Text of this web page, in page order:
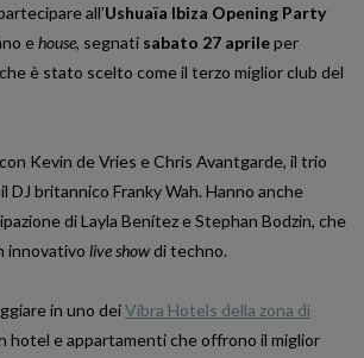
all’Ushuaïa Ibiza Opening Party
ehouse, segnati sabato 27 aprileper
è stato scelto come il terzo miglior club del
Kevin de Vries e Chris Avantgarde, il trio
DJ britannico Franky Wah. Hanno anche
di Layla Benítez e Stephan Bodzin, che
innovativo live showdi techno.
in uno deiVibra Hotels della zona di
hotel e appartamenti che offrono il miglior